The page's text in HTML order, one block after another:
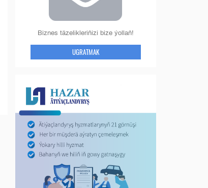
Biznes täzelikleriňizi bize ýollaň!
UGRATMAK